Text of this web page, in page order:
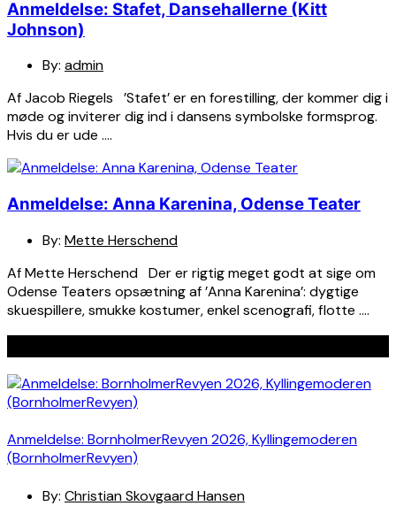
Anmeldelse: Stafet, Dansehallerne (Kitt
Johnson)
By: admin
Af Jacob Riegels ’Stafet’ er en forestilling, der kommer dig i
møde og inviterer dig ind i dansens symbolske formsprog.
Hvis du er ude ….
Anmeldelse: Anna Karenina, Odense Teater
By: Mette Herschend
Af Mette Herschend Der er rigtig meget godt at sige om
Odense Teaters opsætning af ’Anna Karenina’: dygtige
skuespillere, smukke kostumer, enkel scenografi, flotte ….
Anmeldelse: BornholmerRevyen 2026, Kyllingemoderen
(BornholmerRevyen)
By: Christian Skovgaard Hansen